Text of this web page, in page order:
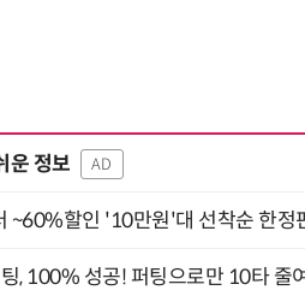
운 정보 AD
~60%할인 '10만원'대 선착순 한정
, 100% 성공! 퍼팅으로만 10타 줄